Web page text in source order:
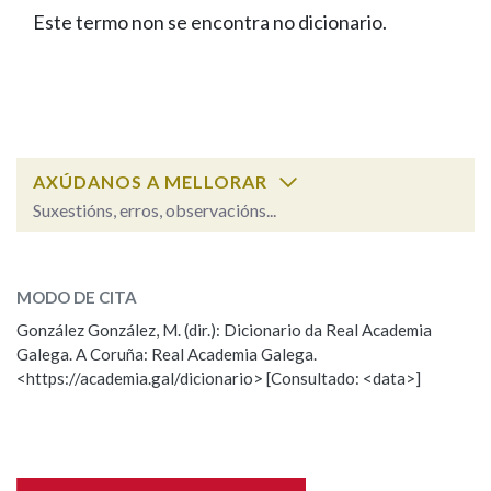
FIGURAS HOMENAXEADAS
PORTAL DAS PALABRAS
Facebook
TwitterYoutubeInstagram
Bluesky
BUSCAR NOS LEMAS
Remata por
BUSCAR NO CONTIDO
Nas definicións
Este termo non se encontra no dicionario.
AXÚDANOS A MELLORAR
Suxestións, erros, observacións...
Observación
Nome
MODO DE CITA
González González, M. (dir.): Dicionario da Real Academia
Galega. A Coruña: Real Academia Galega.
<https://academia.gal/dicionario> [Consultado: <data>]